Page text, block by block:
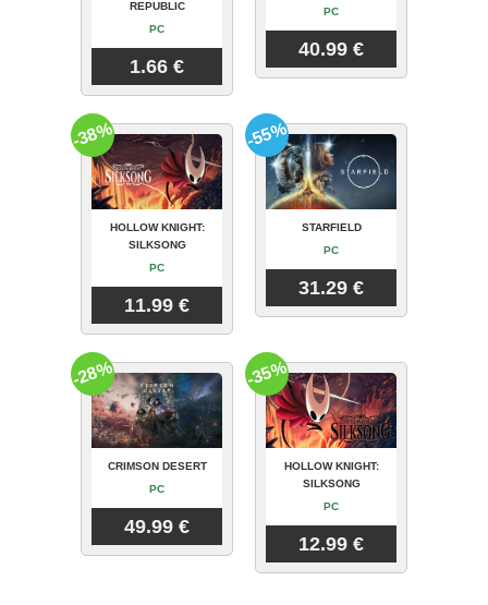
REPUBLIC
PC
1.66 €
PC
40.99 €
HOLLOW KNIGHT:
SILKSONG
PC
11.99 €
-38%
STARFIELD
PC
31.29 €
-55%
CRIMSON DESERT
PC
49.99 €
-28%
HOLLOW KNIGHT:
SILKSONG
PC
12.99 €
-35%